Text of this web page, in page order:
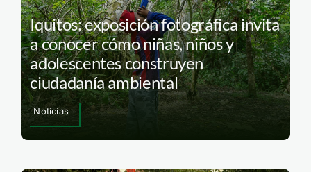
Iquitos: exposición fotográfica invita
a conocer cómo niñas, niños y
adolescentes construyen
ciudadanía ambiental
Noticias